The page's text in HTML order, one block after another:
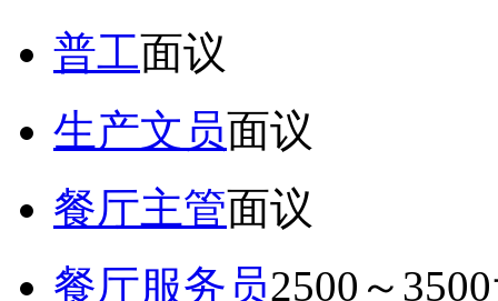
普工面议
生产文员面议
餐厅主管面议
餐厅服务员2500～